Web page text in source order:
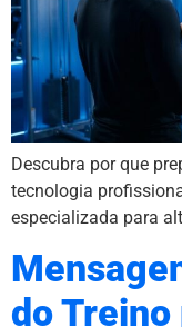
Descubra por que
tecnologia
especializada para
do Treino